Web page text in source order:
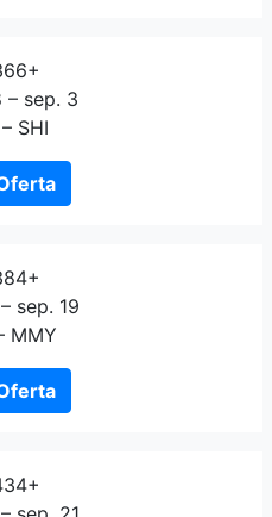
– sep. 3
SHI
sep. 19
MMY